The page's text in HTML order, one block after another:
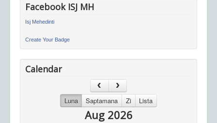
Facebook ISJ MH
Isj Mehedinti
Create Your Badge
Calendar
Luna Saptamana Zi Lista
Aug 2026